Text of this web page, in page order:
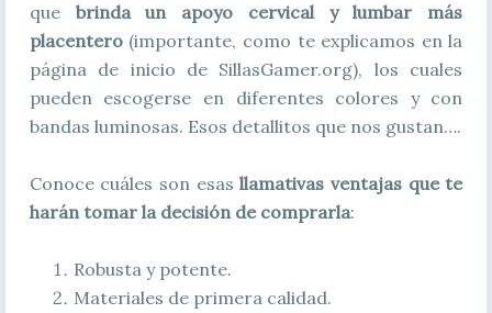
quebrinda un apoyo cervical y lumbar más
placentero (importante, como te explicamos en la
página de inicio de SillasGamer.org), los cuales
pueden escogerse en diferentes colores y con
bandas luminosas. Esos detallitos que nos gustan….
Conoce cuáles son esasllamativas ventajas que te
harán tomar la decisión de comprarla:
Robusta y potente.
Materiales de primera calidad.